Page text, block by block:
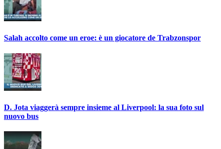
Salah accolto come un eroe: è un giocatore de Trabzonspor
D. Jota viaggerà sempre insieme al Liverpool: la sua foto sul
nuovo bus